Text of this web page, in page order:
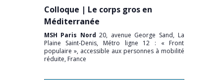
Colloque | Le corps gros en
Méditerranée
MSH Paris Nord20, avenue George Sand, La
Plaine Saint-Denis, Métro ligne 12 : « Front
populaire », accessible aux personnes à mobilité
réduite, France